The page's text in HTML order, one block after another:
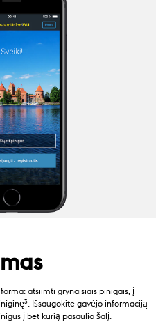
atsiimti grynaisiais pinigais, į
3. Išsaugokite gavėjo informaciją
į bet kurią pasaulio šalį.